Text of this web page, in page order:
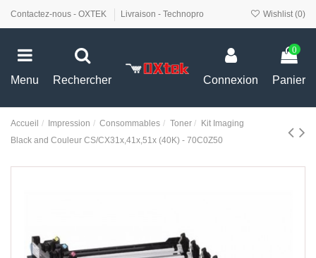
Contactez-nous - OXTEK Livraison - Technopro Wishlist (0)
Menu Rechercher Connexion
0
Panier
Accueil Impression Consommables Toner
Kit Imaging
Black and Couleur CS/CX31x,41x,51x (40K) - 70C0Z50